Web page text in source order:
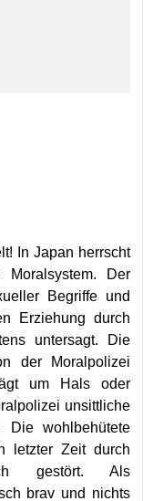
In Japan herrscht
Der
Begriffe und
Erziehung durch
untersagt. Die
der Moralpolizei
um Hals oder
unsittliche
Die wohlbehütete
letzter Zeit durch
gestört. Als
brav und nichts